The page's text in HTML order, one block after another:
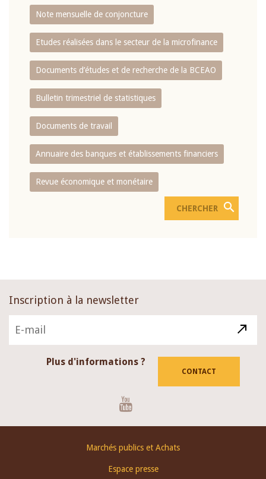
Note mensuelle de conjoncture
Etudes réalisées dans le secteur de la microfinance
Documents d’études et de recherche de la BCEAO
Bulletin trimestriel de statistiques
Documents de travail
Annuaire des banques et établissements financiers
Revue économique et monétaire
Inscription à la newsletter
Plus d'informations ?
CONTACT
Marchés publics et Achats
Espace presse